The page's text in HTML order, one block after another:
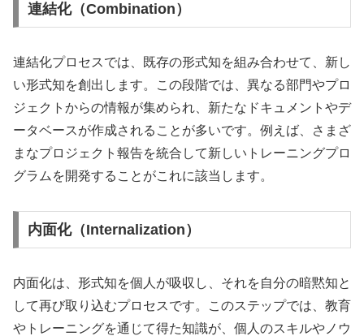
連結化（Combination）
連結化プロセスでは、既存の形式知を組み合わせて、新し
い形式知を創出します。この段階では、異なる部門やプロ
ジェクトからの情報が集められ、新たなドキュメントやデ
ータベースが作成されることが多いです。例えば、さまざ
まなプロジェクト報告を統合して新しいトレーニングプロ
グラムを開発することがこれに該当します。
内面化（Internalization）
内面化は、形式知を個人が吸収し、それを自分の暗黙知と
して再び取り込むプロセスです。このステップでは、教育
やトレーニングを通じて得た知識が、個人のスキルやノウ